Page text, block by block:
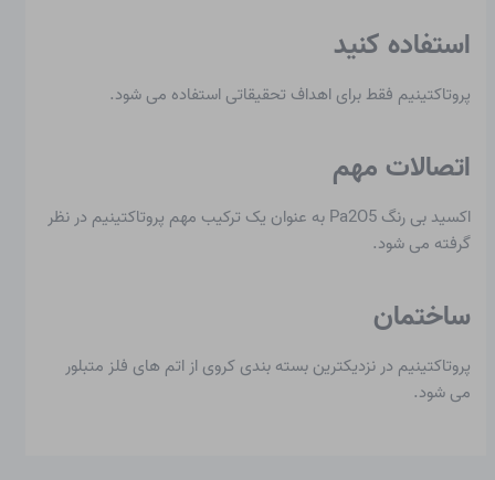
استفاده کنید
پروتاکتینیم فقط برای اهداف تحقیقاتی استفاده می شود.
اتصالات مهم
اکسید بی رنگ Pa2O5 به عنوان یک ترکیب مهم پروتاکتینیم در نظر
گرفته می شود.
ساختمان
پروتاکتینیم در نزدیکترین بسته بندی کروی از اتم های فلز متبلور
می شود.